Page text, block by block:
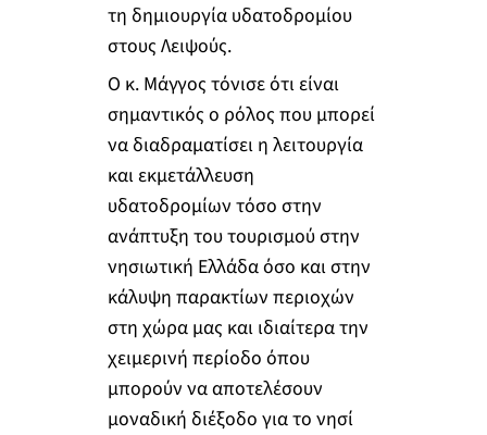
τη δημιουργία υδατοδρομίου
στους Λειψούς.
Ο κ. Μάγγος τόνισε ότι είναι
σημαντικός ο ρόλος που μπορεί
να διαδραματίσει η λειτουργία
και εκμετάλλευση
υδατοδρομίων τόσο στην
ανάπτυξη του τουρισμού στην
νησιωτική Ελλάδα όσο και στην
κάλυψη παρακτίων περιοχών
στη χώρα μας και ιδιαίτερα την
χειμερινή περίοδο όπου
μπορούν να αποτελέσουν
μοναδική διέξοδο για το νησί